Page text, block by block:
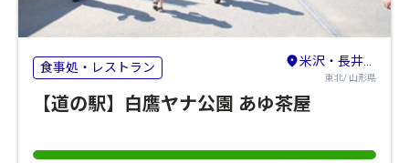
食事処・レストラン 米沢・長井・高畠
東北/ 山形県
【道の駅】白鷹ヤナ公園 あゆ茶屋